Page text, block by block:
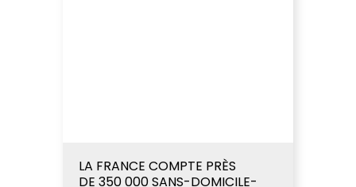
LA FRANCE COMPTE PRÈS
DE 350 000 SANS-DOMICILE-